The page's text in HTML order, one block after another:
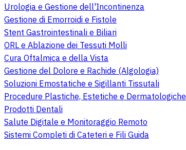
Urologia e Gestione dell'Incontinenza
Gestione di Emorroidi e Fistole
Stent Gastrointestinali e Biliari
ORL e Ablazione dei Tessuti Molli
Cura Oftalmica e della Vista
Gestione del Dolore e Rachide (Algologia)
Soluzioni Emostatiche e Sigillanti Tissutali
Procedure Plastiche, Estetiche e Dermatologiche
Prodotti Dentali
Salute Digitale e Monitoraggio Remoto
Sistemi Completi di Cateteri e Fili Guida